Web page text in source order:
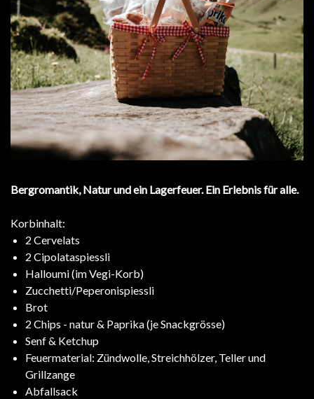
Bergromantik, Natur und ein Lagerfeuer. Ein Erlebnis für alle.
Korbinhalt:
2 Cervelats
2 Cipolataspiessli
Halloumi (im Vegi-Korb)
Zucchetti/Peperonispiessli
Brot
2 Chips - natur & Paprika (je Snackgrösse)
Senf & Ketchup
Feuermaterial: Zündwolle, Streichhölzer, Teller und
Grillzange
Abfallsack